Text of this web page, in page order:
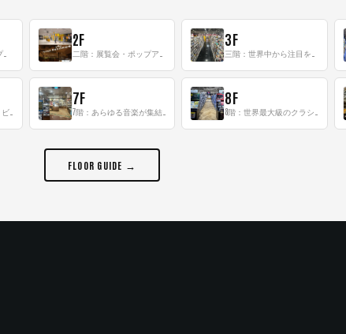
1階： エンタメショップならではのイマーシブ空間
2F 3F
7F
7階：あらゆる音楽が集結する最多ジャンルフロア！
8F
FLOOR GUIDE →